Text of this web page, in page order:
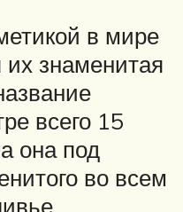
в мире
знаменитая
всего 15
она под
во всем